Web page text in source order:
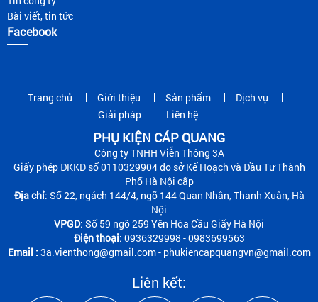
Bài viết, tin tức
Facebook
Trang chủ Giới thiệu Sản phẩm
Dịch vụ
Giải pháp
Liên hệ
PHỤ KIỆN CÁP QUANG
Công ty TNHH Viễn Thông 3A
Giấy phép ĐKKD số 0110329904 do sở Kế Hoạch và Đầu Tư Thành
Phố Hà Nội cấp
Địa chỉ: Số 22, ngách 144/4, ngõ 144 Quan Nhân, Thanh Xuân, Hà
Nội
VPGD: Số 59 ngõ 259 Yên Hòa Cầu Giấy Hà Nội
Điện thoại: 0936329998 - 0983699563
Email : 3a.vienthong@gmail.com - phukiencapquangvn@gmail.com
Liên kết: